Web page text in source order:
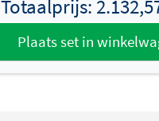
Totaalprijs:
Plaats set in